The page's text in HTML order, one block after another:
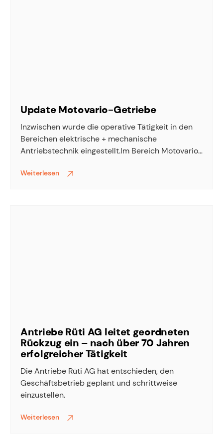
Update Motovario-Getriebe
Inzwischen wurde die operative Tätigkeit in den
Bereichen elektrische + mechanische
Antriebstechnik eingestellt.Im Bereich Motovario-
Antriebstechnik Kontakt aufzunehmen
Weiterlesen
Antriebe Rüti AG leitet geordneten
Rückzug ein – nach über 70 Jahren
erfolgreicher Tätigkeit
Die Antriebe Rüti AG hat entschieden, den
Geschäftsbetrieb geplant und schrittweise
einzustellen.
Weiterlesen